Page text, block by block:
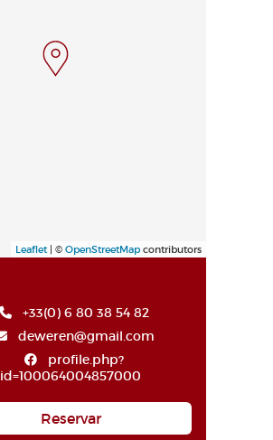
Leaflet| © OpenStreetMap contributors
+33(0) 6 80 38 54 82
deweren@gmail.com
profile.php?
id=100064004857000
Reservar